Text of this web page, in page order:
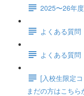
2025〜26年
よくある質問
よくある質問
[入校生限定
まだの方はこちら